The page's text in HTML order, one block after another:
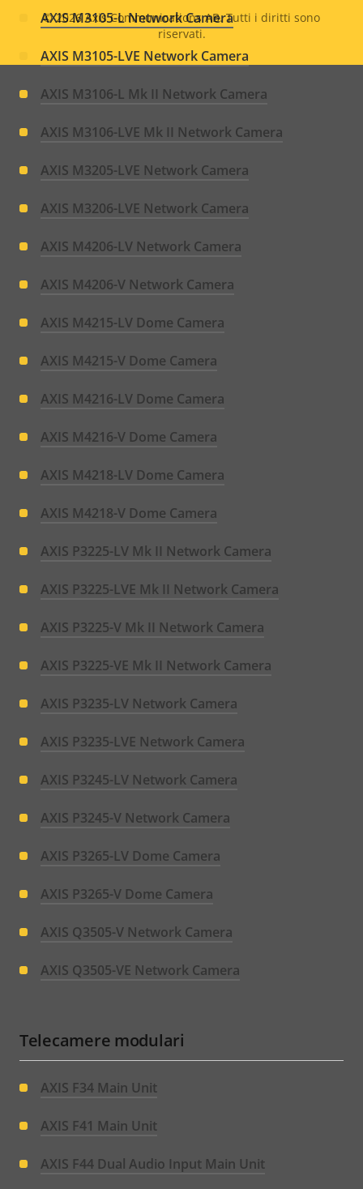
AXIS M3105-L Network Camera
AXIS M3105-LVE Network Camera
AXIS M3106-L Mk II Network Camera
AXIS M3106-LVE Mk II Network Camera
AXIS M3205-LVE Network Camera
AXIS M3206-LVE Network Camera
AXIS M4206-LV Network Camera
AXIS M4206-V Network Camera
AXIS M4215-LV Dome Camera
AXIS M4215-V Dome Camera
AXIS M4216-LV Dome Camera
AXIS M4216-V Dome Camera
AXIS M4218-LV Dome Camera
AXIS M4218-V Dome Camera
AXIS P3225-LV Mk II Network Camera
AXIS P3225-LVE Mk II Network Camera
AXIS P3225-V Mk II Network Camera
AXIS P3225-VE Mk II Network Camera
AXIS P3235-LV Network Camera
AXIS P3235-LVE Network Camera
AXIS P3245-LV Network Camera
AXIS P3245-V Network Camera
AXIS P3265-LV Dome Camera
AXIS P3265-V Dome Camera
AXIS Q3505-V Network Camera
AXIS Q3505-VE Network Camera
Telecamere modulari
AXIS F34 Main Unit
AXIS F41 Main Unit
AXIS F44 Dual Audio Input Main Unit
Legal
menu
© 2026Axis Communications AB. Tutti i diritti sono
riservati.